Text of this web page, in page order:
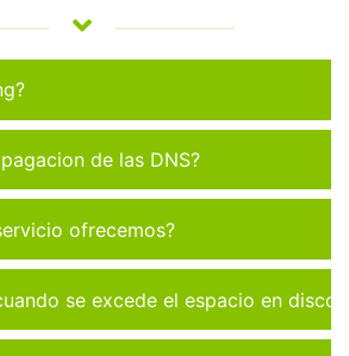
de las DNS?
ofrecemos?
se excede el espacio en disco